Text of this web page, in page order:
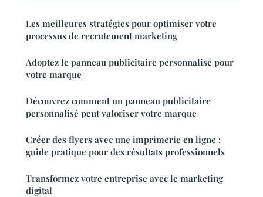
Les meilleures stratégies pour optimiser votre
processus de recrutement marketing
Adoptez le panneau publicitaire personnalisé pour
votre marque
Découvrez comment un panneau publicitaire
personnalisé peut valoriser votre marque
Créer des flyers avec une imprimerie en ligne :
guide pratique pour des résultats professionnels
Transformez votre entreprise avec le marketing
digital